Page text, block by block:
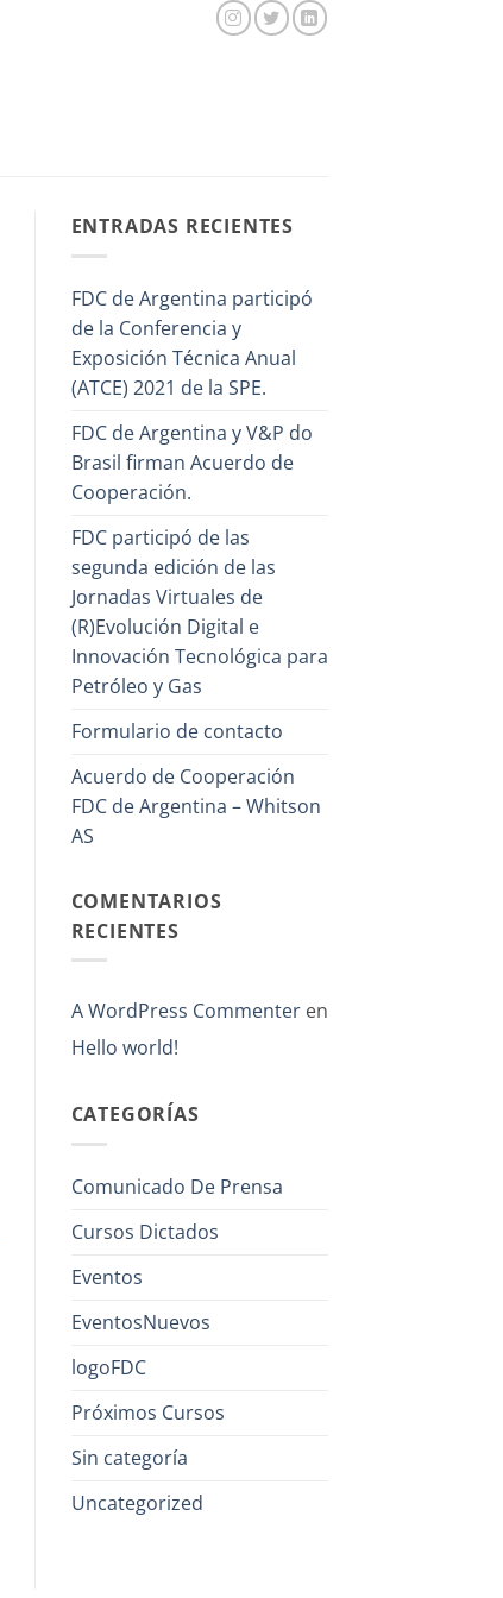
ENTRADAS RECIENTES
FDC de Argentina participó
de la Conferencia y
Exposición Técnica Anual
(ATCE) 2021 de la SPE.
FDC de Argentina y V&P do
Brasil firman Acuerdo de
Cooperación.
FDC participó de las
segunda edición de las
Jornadas Virtuales de
(R)Evolución Digital e
Innovación Tecnológica para
Petróleo y Gas
Formulario de contacto
Acuerdo de Cooperación
FDC de Argentina – Whitson
AS
COMENTARIOS
RECIENTES
A WordPress Commenteren
Hello world!
CATEGORÍAS
Comunicado De Prensa
Cursos Dictados
Eventos
EventosNuevos
logoFDC
Próximos Cursos
Sin categoría
Uncategorized